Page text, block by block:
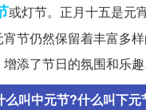
或灯节。正月十五是元
节仍然保留着丰富多
添了节日的氛围和乐趣
么叫中元节?什么叫下